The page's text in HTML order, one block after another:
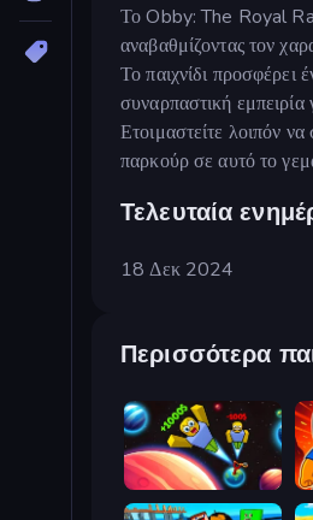
Το Obby: The Royal
αναβαθμίζοντας τον
Το παιχνίδι
συναρπαστική εμπειρία
Ετοιμαστείτε λοιπόν
παρκούρ σε αυτό το
Τελευταία
18 Δεκ 2024
Περισσότερα
Obby: +1 to Spaceflight Altitude